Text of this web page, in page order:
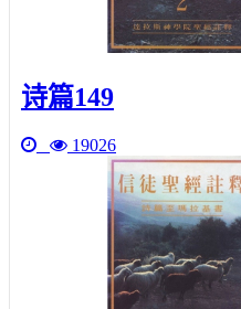
诗篇149
19026